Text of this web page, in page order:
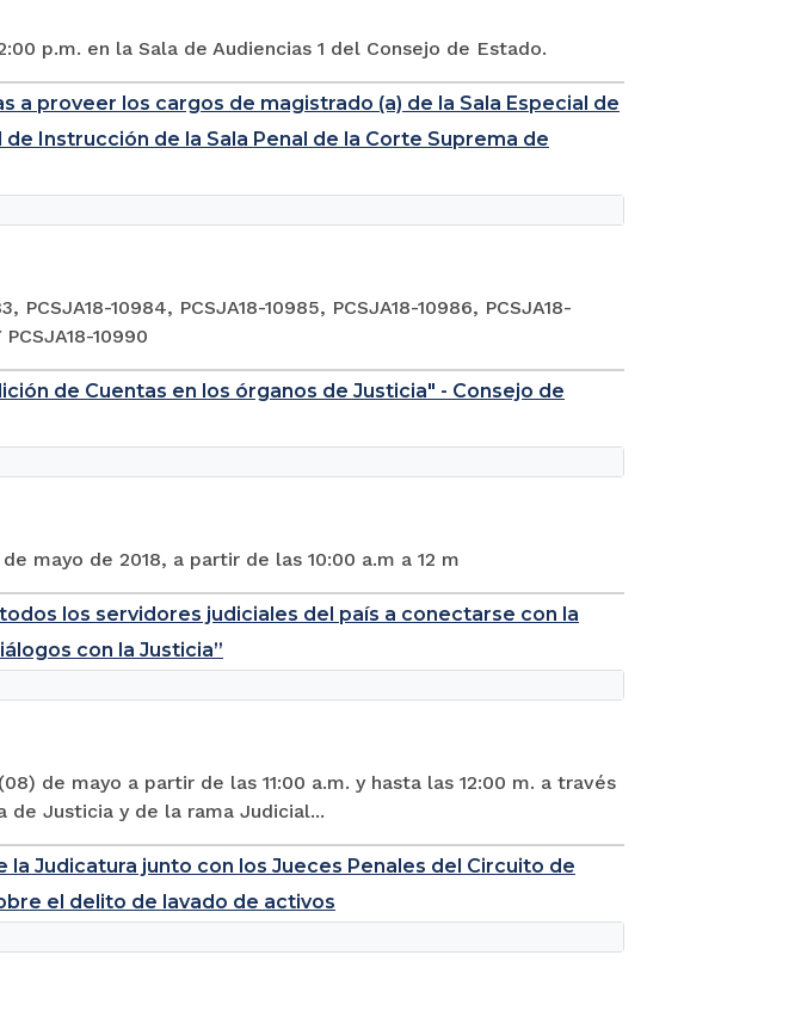
p.m. en la Sala de Audiencias 1 del Consejo de Estado.
a proveer los cargos de magistrado (a) de la Sala Especial de
Instrucción de la Sala Penal de la Corte Suprema de
PCSJA18-10984, PCSJA18-10985, PCSJA18-10986, PCSJA18-
10990
de Cuentas en los órganos de Justicia" - Consejo de
mayo de 2018, a partir de las 10:00 a.m a 12 m
los servidores judiciales del país a conectarse con la
con la Justicia”
de mayo a partir de las 11:00 a.m. y hasta las 12:00 m. a través
de Justicia y de la rama Judicial...
la Judicatura junto con los Jueces Penales del Circuito de
el delito de lavado de activos